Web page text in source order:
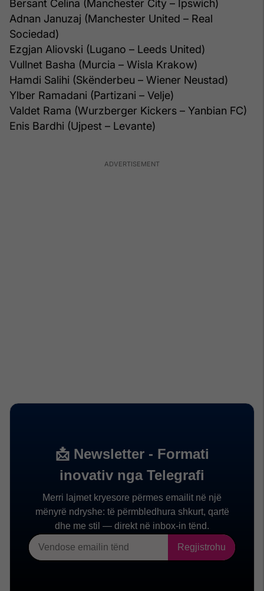
Bersant Celina (Manchester City – Ipswich)
Adnan Januzaj (Manchester United – Real
Sociedad)
Ezgjan Aliovski (Lugano – Leeds United)
Vullnet Basha (Murcia – Wisla Krakow)
Hamdi Salihi (Skënderbeu – Wiener Neustad)
Ylber Ramadani (Partizani – Velje)
Valdet Rama (Wurzberger Kickers – Yanbian FC)
Enis Bardhi (Ujpest – Levante)